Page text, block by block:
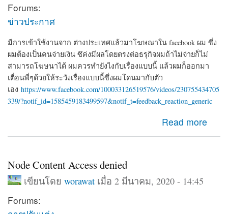
Forums:
ข่าวประกาศ
มีการเข้าใช้งานจาก ต่างประเทศแล้วมาโฆษณาใน facebook ผม ซึ่ง
ผมต้องเป็นคนจ่ายเงิน ซึค่งมีผลโดยตรงต่อธรุกิจผมถ้าไม่จ่ายก็ไม่
สามารถโฆษนาได้ ผมควรทำยังไงกับเรื่องแบบนี้ แล้วผมก็ออกมา
เตื่อนพี่ๆด้วยให้ระวังเรื่องแบบนี้ซึ่งผมโดนมากับตัว
เอง https://www.facebook.com/100033126519576/videos/230755434705
339/?notif_id=1585459183499597&notif_t=feedback_reaction_generic
Read more
about ผมโดน Hack จาก iP 192.126.154.97 ซึ่งเอาของตัว
เองมาโฆษนา ซึ่งเป็นเงินของผมที่จะต้องจ่าย
Node Content Access denied
เขียนโดย worawatเมื่อ 2 มีนาคม, 2020 - 14:45
Forums: